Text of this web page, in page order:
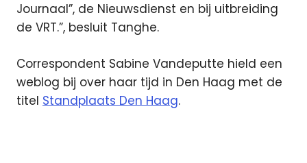
Journaal”, de Nieuwsdienst en bij uitbreiding
de VRT.”, besluit Tanghe.
Correspondent Sabine Vandeputte hield een
weblog bij over haar tijd in Den Haag met de
titel Standplaats Den Haag.